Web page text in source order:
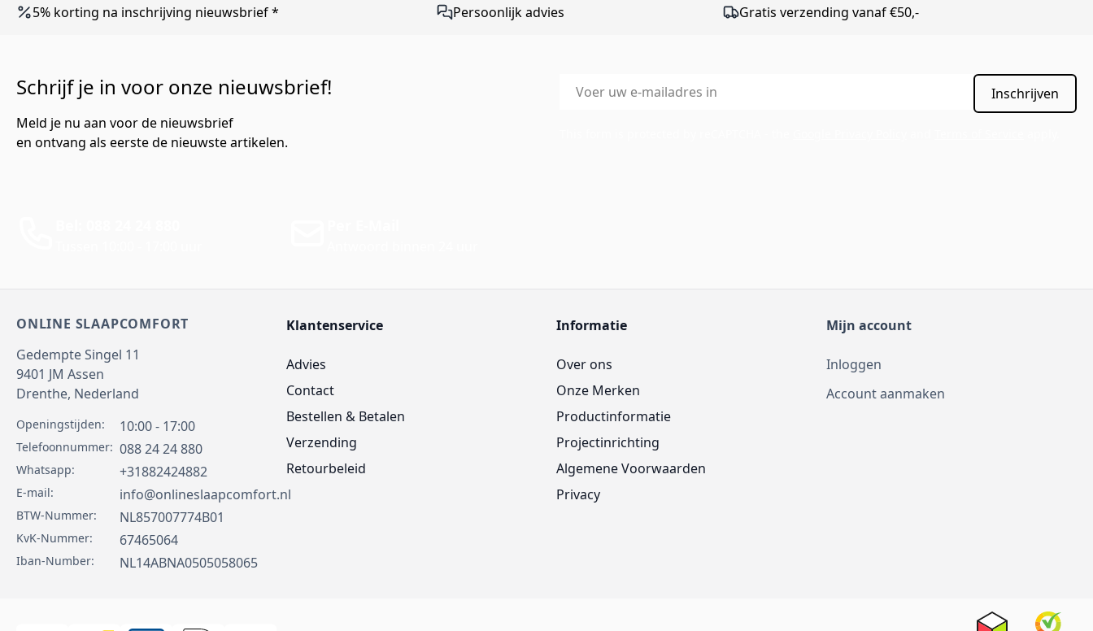
5% korting na inschrijving nieuwsbrief * Persoonlijk advies Gratis verzending vanaf €50,-
Schrijf je in voor onze nieuwsbrief!
Meld je nu aan voor de nieuwsbrief
en ontvang als eerste de nieuwste artikelen.
E-mailadres
Inschrijven
ONLINE SLAAPCOMFORT
Gedempte Singel 11
9401 JM Assen
Drenthe, Nederland
Openingstijden: 10:00 - 17:00
Telefoonnummer: 088 24 24 880
Whatsapp: +31882424882
E-mail: info@onlineslaapcomfort.nl
BTW-Nummer: NL857007774B01
KvK-Nummer: 67465064
Iban-Number: NL14ABNA0505058065
Klantenservice
Advies
Contact
Bestellen & Betalen
Verzending
Retourbeleid
Informatie
Over ons
Onze Merken
Productinformatie
Projectinrichting
Algemene Voorwaarden
Privacy
Mijn account
Inloggen
Account aanmaken